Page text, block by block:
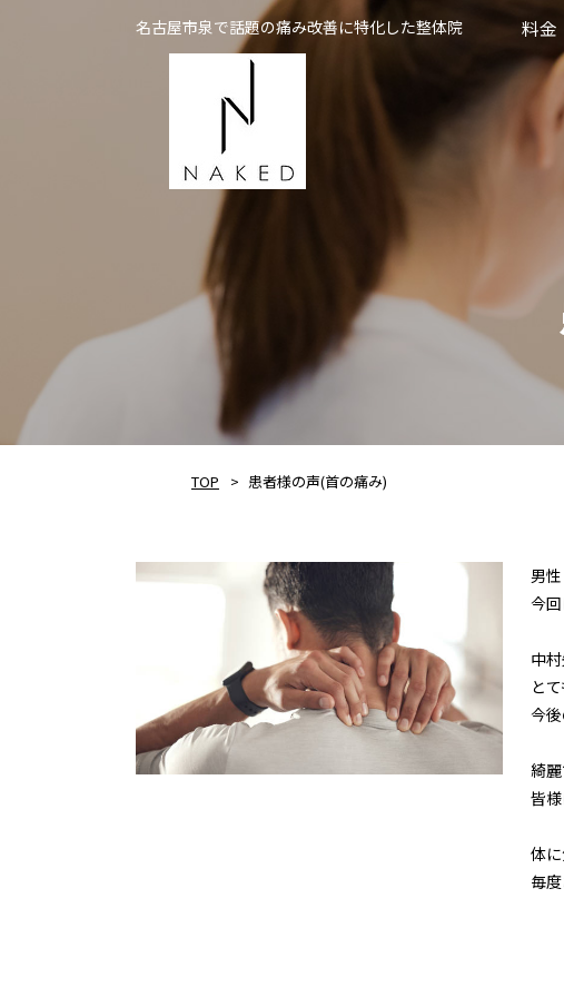
名古屋市泉で話題の痛み改善に特化した整体院
料金
TOP 患者様の声(首の痛み)
男
今
中
と
今
綺
皆様
体
毎